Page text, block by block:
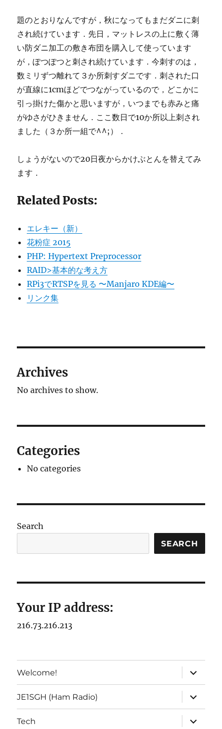
題のとおりなんですが，秋になってもまだダニに刺
され続けています．先日，マットレスの上に敷く薄
い防ダニ加工の敷き布団を購入して使っています
が，ぽつぽつと刺され続けています．今刺すのは，
数ミリずつ離れて３か所刺すダニです．刺された口
が直線に1cmほどでつながっているので，どこかに
引っ掛けた傷かと思いますが，いつまでも赤みと痛
がゆさがひきません．ここ数日で10か所以上刺され
ました（３か所一組で^^;）．
しょうがないので20日夜からかけぶとんを替えてみ
ます．
Related Posts:
エレキー（新）
花粉症 2015
PHP: Hypertext Preprocessor
RAID>基本的な考え方
RPi3でRTSPを見る 〜Manjaro KDE編〜
リンク集
Archives
No archives to show.
Categories
No categories
Search
SEARCH
Your IP address:
216.73.216.213
Welcome!
expand
child
menu
JE1SGH (Ham Radio)
expand
child
menu
Tech
expand
child